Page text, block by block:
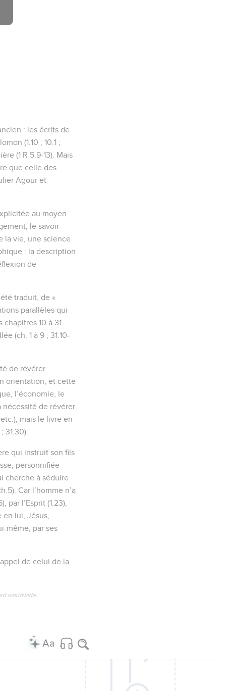
: les écrits de
(1.10 ; 10.1 ;
(1 R 5.9-13). Mais
que celle des
Agour et
au moyen
le savoir-
la vie, une science
: la description
de
traduit, de «
parallèles qui
10 à 31.
(ch. 1 à 9 ; 31.10-
de révérer
orientation, et cette
l’économie, le
nécessité de révérer
mais le livre en
31.30).
qui instruit son fils
personnifiée
cherche à séduire
Car l’homme n’a
l’Esprit (1.23),
en lui, Jésus,
même, par ses
de celui de la
worldwide.